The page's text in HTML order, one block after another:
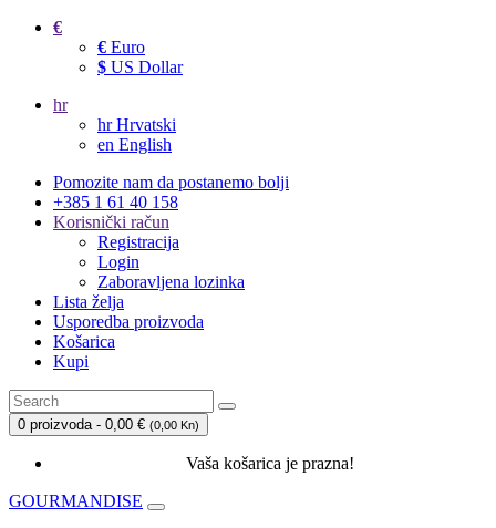
€
€ Euro
$ US Dollar
hr
hrHrvatski
en English
Pomozite nam da postanemo bolji
+385 1 61 40 158
Korisnički račun
Registracija
Login
Zaboravljena lozinka
Lista želja
Usporedba proizvoda
Košarica
Kupi
0 proizvoda - 0,00 € (0,00 Kn)
Vaša košarica je prazna!
GOURMANDISE